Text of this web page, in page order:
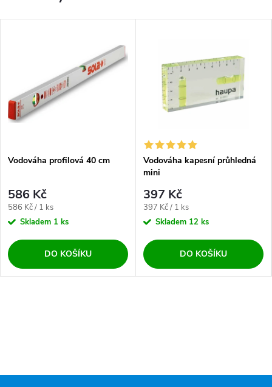
Vodováha profilová 40 cm
586 Kč
Měrná cena:
586 Kč / 1 ks
Skladem 1 ks
DO KOŠÍKU
Vodováha kapesní průhledná
mini
397 Kč
Měrná cena:
397 Kč / 1 ks
Skladem 12 ks
DO KOŠÍKU